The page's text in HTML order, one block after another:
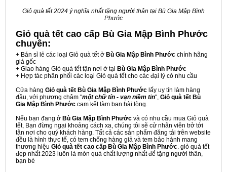
Giỏ quà tết 2024 ý nghĩa nhất tặng người thân tại Bù Gia Mập Bình
Phước
Giỏ quà tết cao cấp Bù Gia Mập Bình Phước
chuyên:
+ Bán sỉ lẻ các loại Giỏ quà tết ở Bù Gia Mập Bình Phước chính hãng
giá gốc
+ Giao hàng Giỏ quà tết tận nơi ở tại Bù Gia Mập Bình Phước
+ Hợp tác phân phối các loại Giỏ quà tết cho các đại lý có nhu cầu
Cửa hàng Giỏ quà tết Bù Gia Mập Bình Phước lấy uy tín làm hàng
đầu, với phương châm "một chữ tín - vạn niềm tin", Giỏ quà tết Bù
Gia Mập Bình Phước cam kết làm bạn hài lòng.
Nếu bạn đang ở Bù Gia Mập Bình Phước và có nhu cầu mua Giỏ quà
tết, Bạn đừng ngại khoảng cách xa, chúng tôi sẽ cử nhân viên trở tới
tận nơi cho quý khách hàng. Tất cả các sản phẩm đăng tải trên website
đều là hình thực tế, có tem chống hàng giả và tem bảo hành mang
thương hiệu Giỏ quà tết cao cấp Bù Gia Mập Bình Phước. giỏ quà tết
đẹp nhất 2023 luôn là món quà chất lượng nhất để tặng người thân,
bạn bè